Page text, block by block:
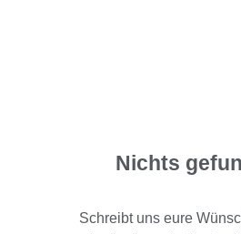
Nichts
Schreibt uns eure